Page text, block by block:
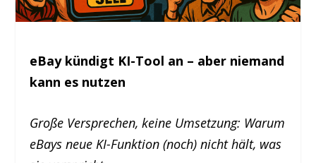
eBay kündigt KI-Tool an – aber niemand
kann es nutzen
Große Versprechen, keine Umsetzung: Warum
eBays neue KI-Funktion (noch) nicht hält, was